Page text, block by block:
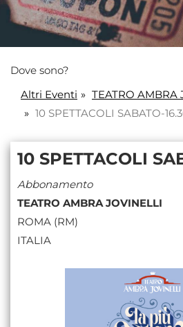
Dove sono?
Altri Eventi
TEATRO AMBRA
10 SPETTACOLI SABATO-
10 SPETTACOLI
Abbonamento
TEATRO AMBRA JOVINELLI
ROMA (RM)
ITALIA